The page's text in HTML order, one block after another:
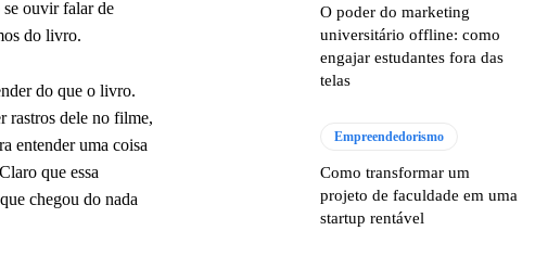
se ouvir falar de
do livro.
do que o livro.
rastros dele no filme,
entender uma coisa
que essa
chegou do nada
O poder do marketing
universitário offline: como
engajar estudantes fora das
telas
Empreendedorismo
Como transformar um
projeto de faculdade em uma
startup rentável